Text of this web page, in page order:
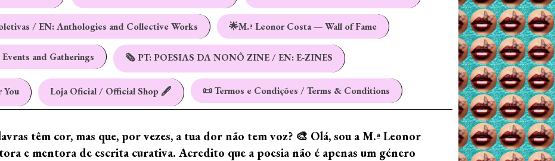
/ EN: Anthologies and Collective Works 🌟M.ª Leonor Costa — Wall of Fame
and Gatherings 🗞️ PT: POESIAS DA NONÔ ZINE / EN: E-ZINES
You Loja Oficial / Official Shop 🖋️ 📜 Termos e Condições / Terms & Conditions
têm cor, mas que, por vezes, a tua dor não tem voz? 🎨 Olá, sou a M.ª Leonor
e mentora de escrita curativa. Acredito que a poesia não é apenas um género